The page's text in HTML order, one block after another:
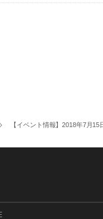
【イベント情報】2018年7月15